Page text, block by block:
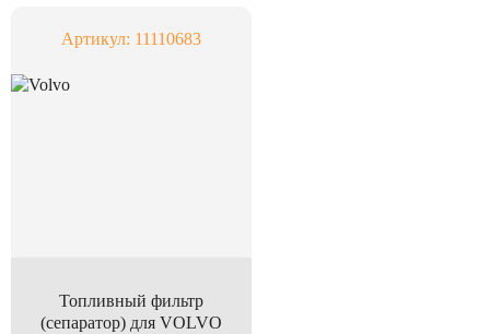
Артикул: 11110683
Топливный фильтр
(сепаратор) для VOLVO